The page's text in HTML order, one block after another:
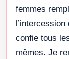
femmes
confie tous
mêmes. Je